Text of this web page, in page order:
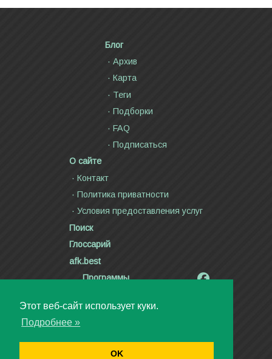
Этот веб-сайт использует куки.
Подробнее »
OK
Блог
Архив
Карта
Теги
Подборки
FAQ
Подписаться
О сайте
Контакт
Политика приватности
Условия предоставления услуг
Поиск
Глоссарий
afk.best
Программы
Стихи и тексты песен
Видео